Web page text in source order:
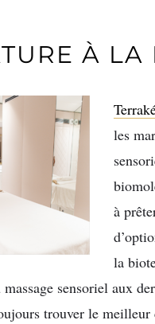
À LA
les
à
la
sensoriel aux
trouver le